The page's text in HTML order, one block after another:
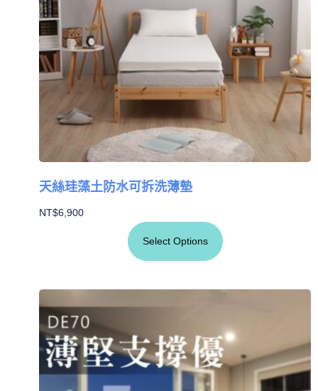
天絲珪藻土防水可拆洗薄墊
NT$6,900
Select Options